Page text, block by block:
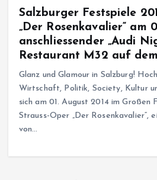
Salzburger Festspiele
„Der Rosenkavalier“ am
anschliessender „Audi
Restaurant M32 auf
Glanz und Glamour in Salzburg!
Wirtschaft, Politik, Society, Kultur
sich am 01. August 2014 im Großen
Strauss-Oper „Der Rosenkavalier“,
von…